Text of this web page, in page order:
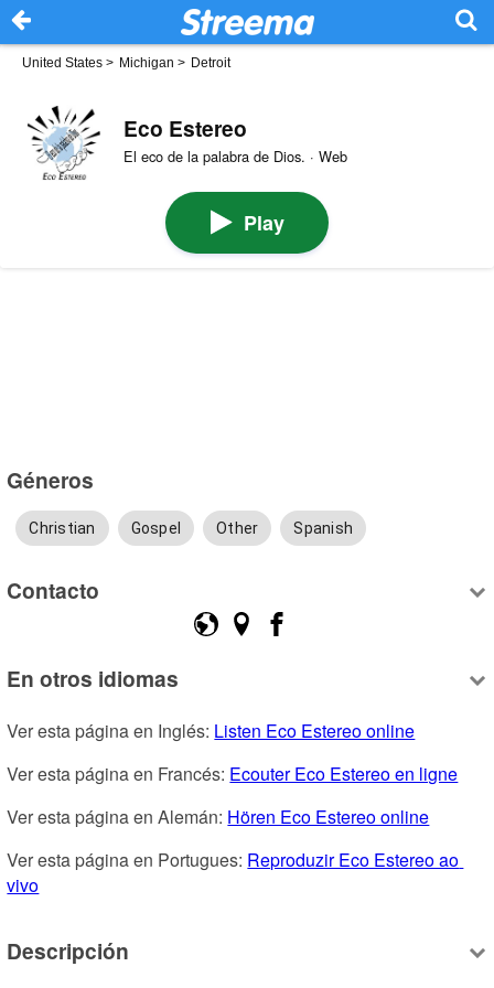
United States > Michigan > Detroit
Eco Estereo
El eco de la palabra de Dios. · Web
Play
Géneros
Christian Gospel Other Spanish
Contacto
En otros idiomas
Ver esta página en Inglés: Listen Eco Estereo online
Ver esta página en Francés: Ecouter Eco Estereo en ligne
Ver esta página en Alemán: Hören Eco Estereo online
Ver esta página en Portugues: Reproduzir Eco Estereo ao
vivo
Descripción